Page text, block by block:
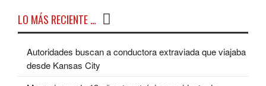
LO MÁS RECIENTE …
Autoridades buscan a conductora extraviada que viajaba
desde Kansas City